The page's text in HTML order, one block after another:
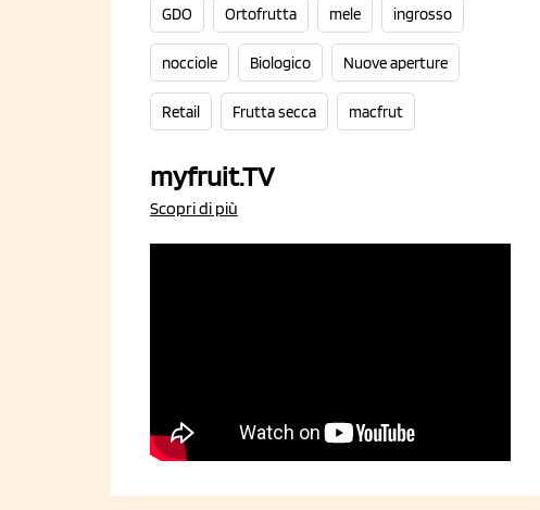
GDO Ortofrutta mele ingrosso
nocciole Biologico Nuove aperture
Retail Frutta secca macfrut
myfruit.TV
Scopri di più